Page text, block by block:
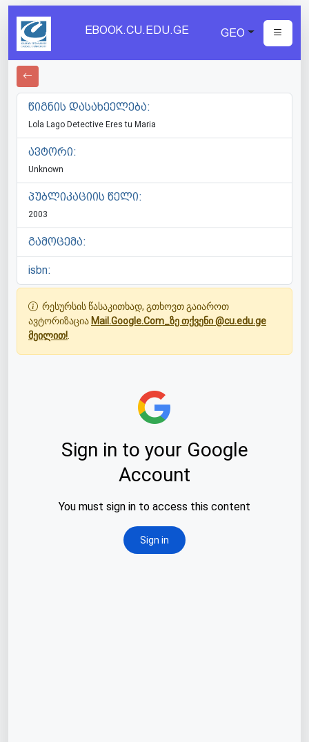
EBOOK.CU.EDU.GE GEO
წიგნის დასახეელება:
Lola Lago Detective Eres tu Maria
ავტორი:
Unknown
პუბლიკაციის წელი:
2003
გამოცემა:
isbn:
რესურსის წასაკითხად, გთხოვთ გაიაროთ
ავტორიზაცია Mail.Google.Com_ზე თქვენი @cu.edu.ge
მეილით!